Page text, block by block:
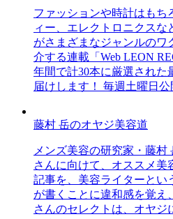
ファッションや時計はもち
ィー、エレクトロニクスな
がさまざまなジャンルのワ
介する連載「Web LEON
年間で計30本に厳選された
届けします！ 毎週土曜日公
藤村 岳のオヤジ美容道
メンズ美容の研究家・藤
さんに向けて、オススメ美
記事を、美容ライターとい
が書くことに違和感を覚え
さんのセレクトは、オヤ